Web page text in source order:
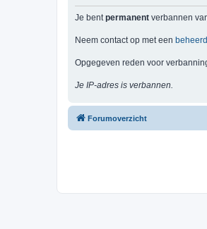
Je bentpermanent verbannen
Neem contact op met een
Opgegeven reden voor
Je IP-adres is verbannen.
Forumoverzicht